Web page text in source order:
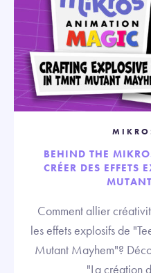
BEHIND THE
CRÉER DES EFFETS
Comment allier
les effets explosifs de
Mutant Mayhem"?
"La création